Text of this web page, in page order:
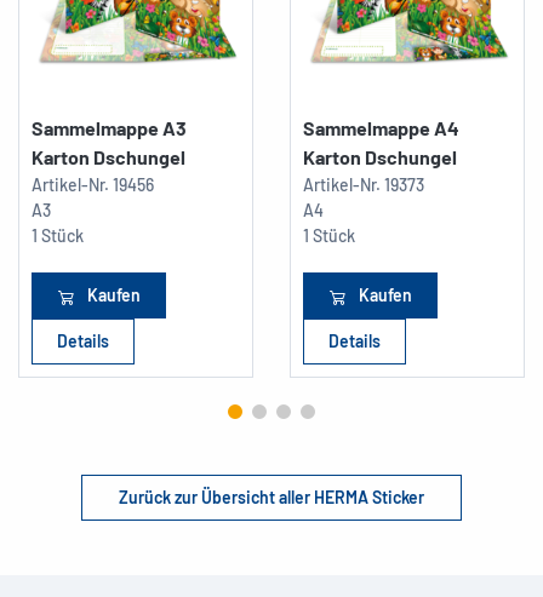
Sammelmappe A3
Karton Dschungel
Artikel-Nr. 19456
A3
1 Stück
Kaufen
Details
Sammelmappe A4
Karton Dschungel
Artikel-Nr. 19373
A4
1 Stück
Kaufen
Details
Zurück zur Übersicht aller HERMA Sticker